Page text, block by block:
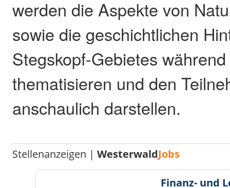
werden die Aspekte von
sowie die geschichtlichen
Stegskopf-Gebietes
thematisieren und den
anschaulich darstellen.
Stellenanzeigen |WesterwaldJobs
Finanz- und